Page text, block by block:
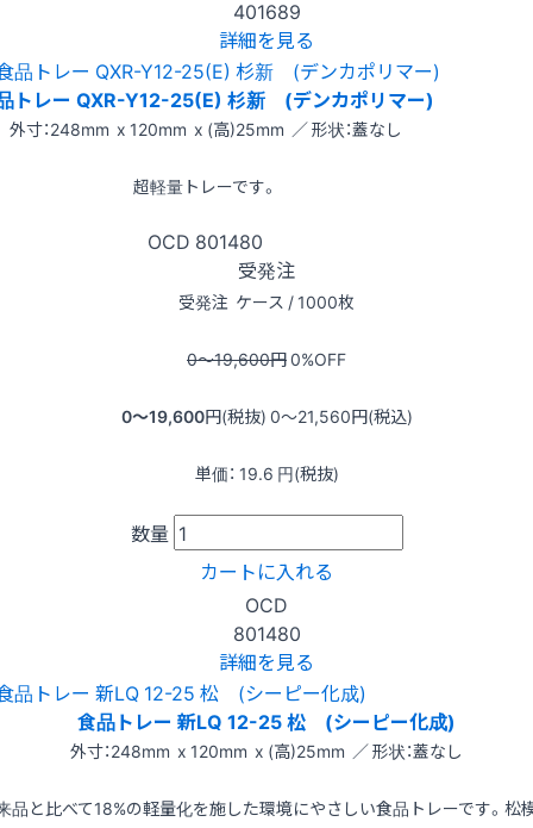
401689
詳細を見る
トレー QXR-Y12-25(E) 杉新 (デンカポリマー)
外寸：248mm x 120mm x (高)25mm ／ 形状：蓋なし
超軽量トレーです。
OCD 801480
受発注
受発注 ケース / 1000枚
0〜19,600円0%OFF
0〜19,600円(税抜) 0〜21,560円(税込)
単価： 19.6 円(税抜)
数量
カートに入れる
OCD
801480
詳細を見る
食品トレー 新LQ 12-25 松 (シーピー化成)
外寸：248mm x 120mm x (高)25mm ／ 形状：蓋なし
品と比べて18%の軽量化を施した環境にやさしい食品トレーです。松